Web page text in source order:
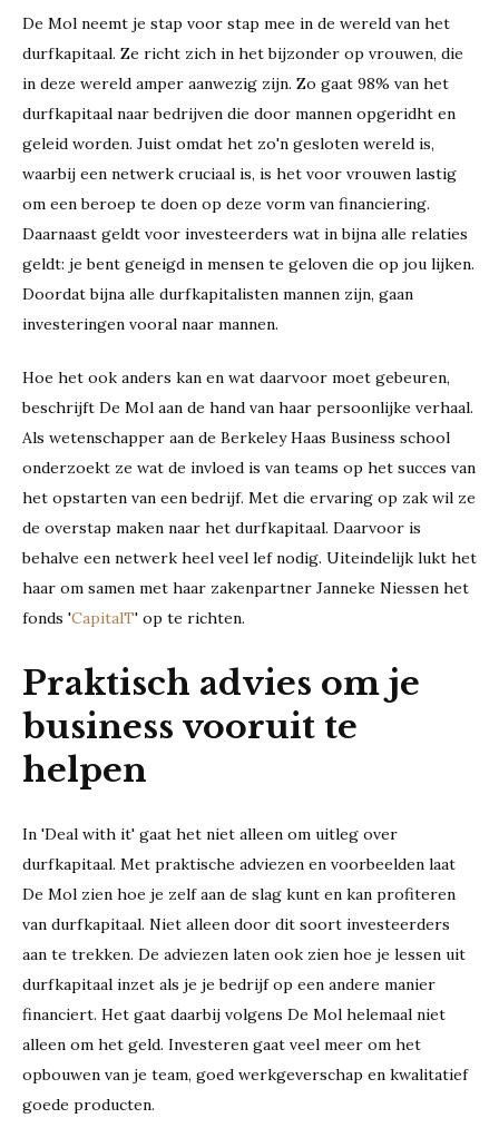
De Mol neemt je stap voor stap mee in de wereld van het
durfkapitaal. Ze richt zich in het bijzonder op vrouwen, die
in deze wereld amper aanwezig zijn. Zo gaat 98% van het
durfkapitaal naar bedrijven die door mannen opgeridht en
geleid worden. Juist omdat het zo'n gesloten wereld is,
waarbij een netwerk cruciaal is, is het voor vrouwen lastig
om een beroep te doen op deze vorm van financiering.
Daarnaast geldt voor investeerders wat in bijna alle relaties
geldt: je bent geneigd in mensen te geloven die op jou lijken.
Doordat bijna alle durfkapitalisten mannen zijn, gaan
investeringen vooral naar mannen.
Hoe het ook anders kan en wat daarvoor moet gebeuren,
beschrijft De Mol aan de hand van haar persoonlijke verhaal.
Als wetenschapper aan de Berkeley Haas Business school
onderzoekt ze wat de invloed is van teams op het succes van
het opstarten van een bedrijf. Met die ervaring op zak wil ze
de overstap maken naar het durfkapitaal. Daarvoor is
behalve een netwerk heel veel lef nodig. Uiteindelijk lukt het
haar om samen met haar zakenpartner Janneke Niessen het
fonds 'CapitalT' op te richten.
Praktisch advies om je
business vooruit te
helpen
In 'Deal with it' gaat het niet alleen om uitleg over
durfkapitaal. Met praktische adviezen en voorbeelden laat
De Mol zien hoe je zelf aan de slag kunt en kan profiteren
van durfkapitaal. Niet alleen door dit soort investeerders
aan te trekken. De adviezen laten ook zien hoe je lessen uit
durfkapitaal inzet als je je bedrijf op een andere manier
financiert. Het gaat daarbij volgens De Mol helemaal niet
alleen om het geld. Investeren gaat veel meer om het
opbouwen van je team, goed werkgeverschap en kwalitatief
goede producten.